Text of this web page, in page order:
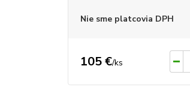
Nie sme platcovia DPH
105 €/ks